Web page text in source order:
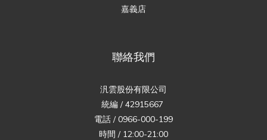
嘉義店
聯絡我們
汎雲股份有限公司
統編 / 42915667
電話 / 0966-000-199
時間 / 12:00-21:00